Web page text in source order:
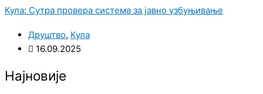
Кула: Сутра провера система за јавно узбуњивање
Друштво, Кула
16.09.2025
Најновије